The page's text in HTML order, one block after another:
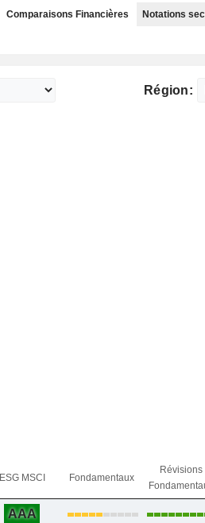
Comparaisons Financières Notations
Région:
ESG MSCI Fondamentaux
Révisions
AAA